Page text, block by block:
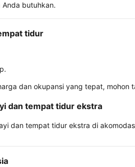
butuhkan.
tidur
dan okupansi yang tepat,
dan tempat tidur ekstra
dan tempat tidur ekstra di